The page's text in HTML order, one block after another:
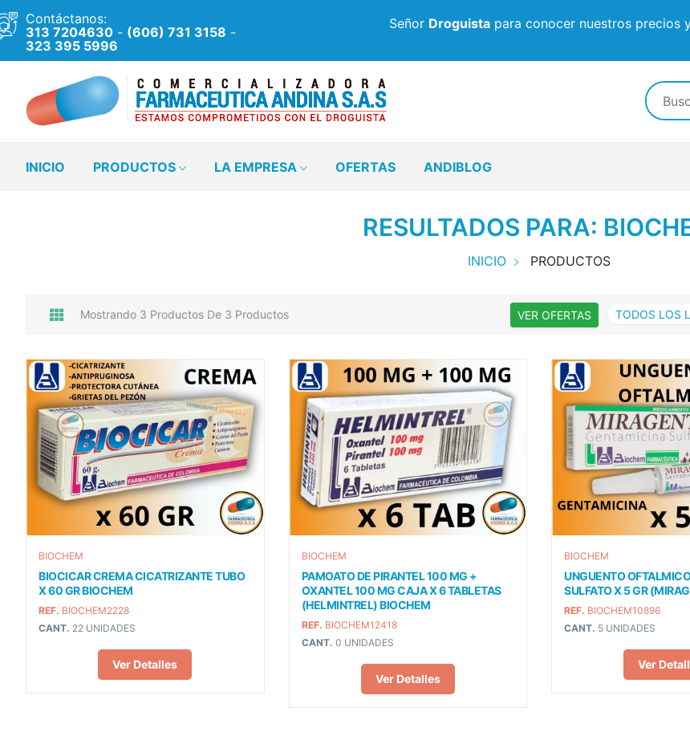
Contáctanos:
313 7204630 - (606) 731 3158 -
323 395 5996
Señor Droguista para conocer nuestros precios
INICIO PRODUCTOS LA EMPRESA OFERTAS ANDIBLOG
RESULTADOS PARA:
INICIO PRODUCTOS
Mostrando 3 Productos De 3 Productos VER OFERTAS TODOS LOS
BIOCHEM
BIOCICAR CREMA CICATRIZANTE TUBO
X 60 GR BIOCHEM
REF. BIOCHEM2228
CANT. 22 UNIDADES
Ver Detalles
BIOCHEM
PAMOATO DE PIRANTEL 100 MG +
OXANTEL 100 MG CAJA X 6 TABLETAS
(HELMINTREL) BIOCHEM
REF. BIOCHEM12418
CANT. 0 UNIDADES
Ver Detalles
BIOCHEM
UNGUENTO
SULFATO X 5 GR
REF. BIOCHEM10896
CANT. 5 UNIDADES
Ver